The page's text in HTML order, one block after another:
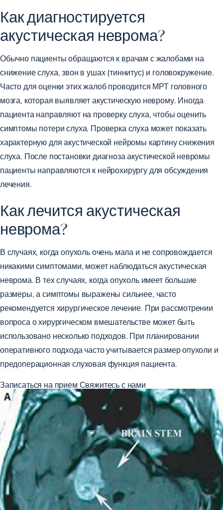
Как диагностируется
акустическая неврома?
Обычно пациенты обращаются к врачам с жалобами на
снижение слуха, звон в ушах (тиннитус) и головокружение.
Часто для оценки этих жалоб проводится МРТ головного
мозга, которая выявляет акустическую неврому. Иногда
пациента направляют на проверку слуха, чтобы оценить
симптомы потери слуха. Проверка слуха может показать
характерную для акустической нейромы картину снижения
слуха. После постановки диагноза акустической невромы
пациенты направляются к нейрохирургу для обсуждения
лечения.
Как лечится акустическая
неврома?
В случаях, когда опухоль очень мала и не сопровождается
никакими симптомами, может наблюдаться акустическая
неврома. В тех случаях, когда опухоль имеет большие
размеры, а симптомы выражены сильнее, часто
рекомендуется хирургическое лечение. При рассмотрении
вопроса о хирургическом вмешательстве может быть
использовано несколько подходов. При планировании
оперативного подхода часто учитывается размер опухоли и
предоперационная слуховая функция пациента.
Записаться на прием Свяжитесь с нами